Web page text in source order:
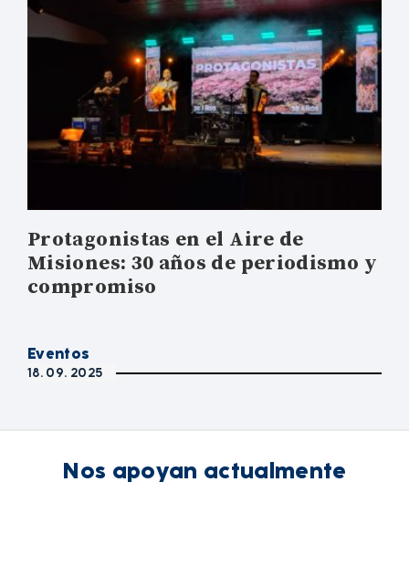
Protagonistas en el Aire de
Misiones: 30 años de periodismo y
compromiso
Eventos
18. 09. 2025
Nos apoyan actualmente